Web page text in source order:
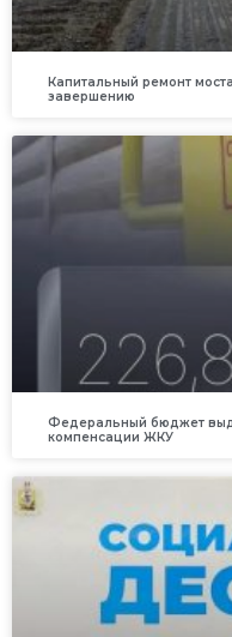
Капитальный ремонт
завершению
Федеральный бюджет
компенсации ЖКУ